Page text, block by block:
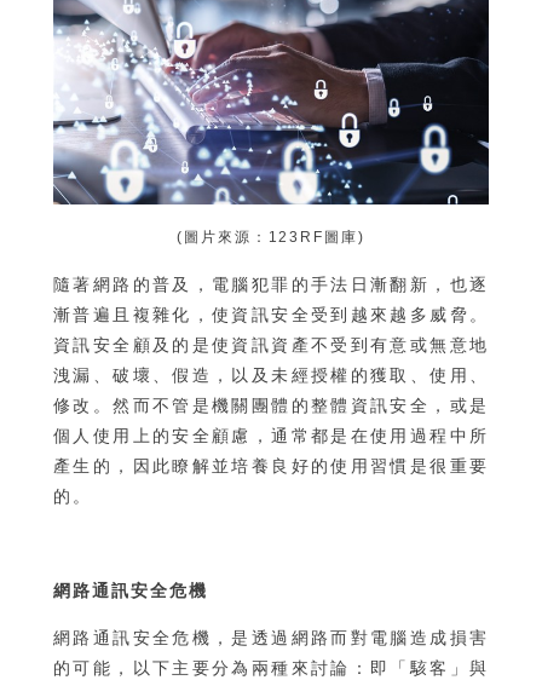
(圖片來源：123RF圖庫)
隨著網路的普及，電腦犯罪的手法日漸翻新，也逐
漸普遍且複雜化，使資訊安全受到越來越多威脅。
資訊安全顧及的是使資訊資產不受到有意或無意地
洩漏、破壞、假造，以及未經授權的獲取、使用、
修改。然而不管是機關團體的整體資訊安全，或是
個人使用上的安全顧慮，通常都是在使用過程中所
產生的，因此瞭解並培養良好的使用習慣是很重要
的。
網路通訊安全危機
網路通訊安全危機，是透過網路而對電腦造成損害
的可能，以下主要分為兩種來討論：即「駭客」與